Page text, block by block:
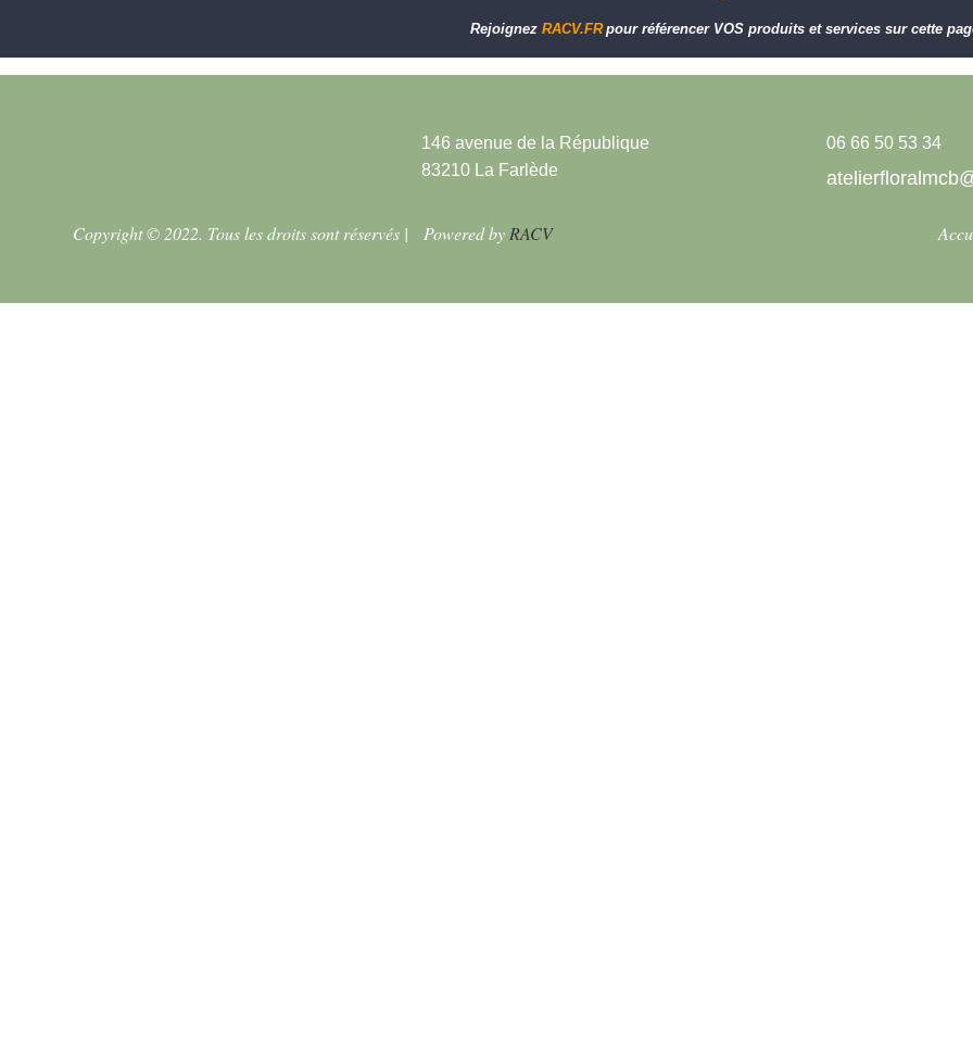
Rejoignez RACV.FR pour référencer VOS produits et services sur cette
146 avenue de la République
83210 La Farlède
06 66 50 53 34
Copyright © 2022. Tous les droits sont réservés | Powered by RACV